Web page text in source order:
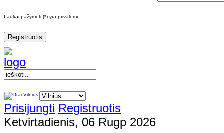
Laukai pažymėti (*) yra privalomi.
Registruotis
Prisijungti Registruotis
Ketvirtadienis, 06 Rugp 2026